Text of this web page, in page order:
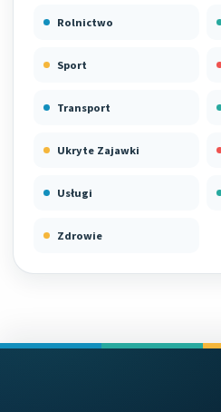
Rolnictwo
Sport
Transport
Ukryte Zajawki
Usługi
Zdrowie